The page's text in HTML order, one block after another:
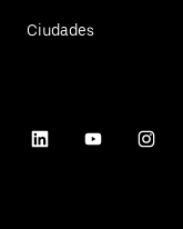
Ciudades